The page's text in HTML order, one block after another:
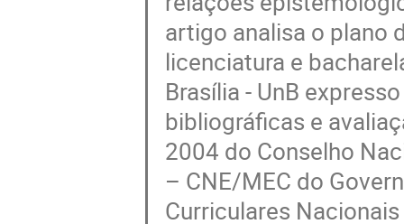
artigo analisa o plano
licenciatura e
Brasília - UnB
bibliográficas e
2004 do Conselho
– CNE/MEC do
Curriculares